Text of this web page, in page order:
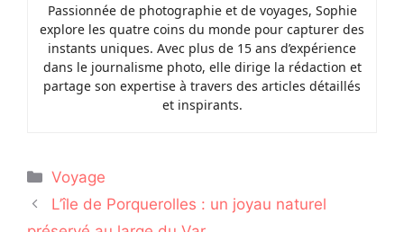
Passionnée de photographie et de voyages, Sophie
explore les quatre coins du monde pour capturer des
instants uniques. Avec plus de 15 ans d’expérience
dans le journalisme photo, elle dirige la rédaction et
partage son expertise à travers des articles détaillés
et inspirants.
Catégories
Voyage
L’île de Porquerolles : un joyau naturel